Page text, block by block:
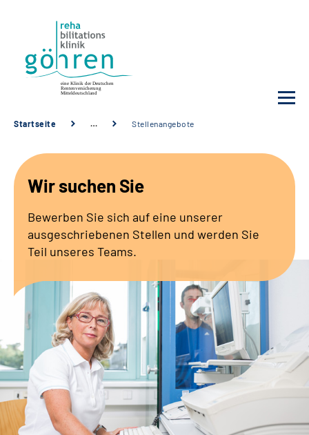
Ihre Reha
Krankheitsbilder
Karriere
Erweiterte Suche
Leichte Sprache
Gebärdensprache
Startseite … Stellenangebote
Wir suchen Sie
Bewerben Sie sich auf eine unserer
ausgeschriebenen Stellen und werden Sie
Teil unseres Teams.